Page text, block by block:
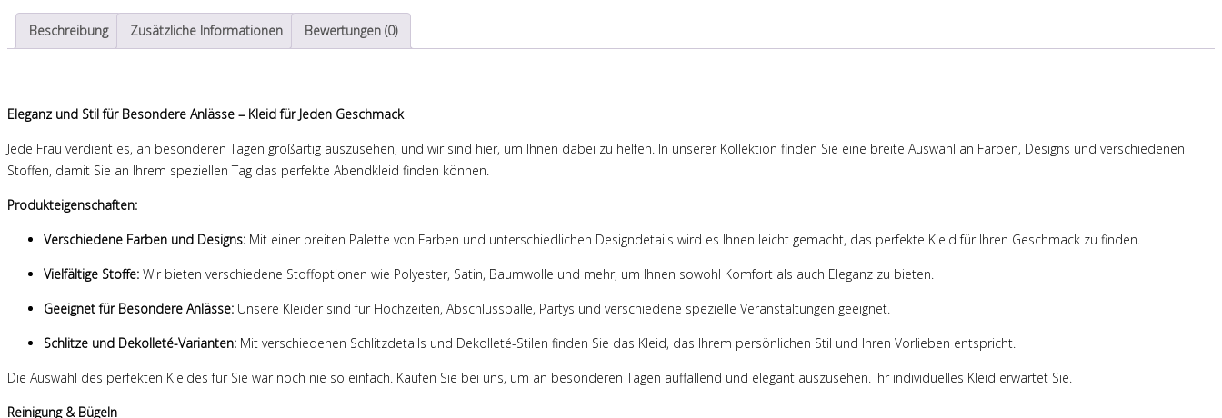
Beschreibung Zusätzliche Informationen Bewertungen (0)
Eleganz und Stil für Besondere Anlässe – Kleid für Jeden Geschmack
Jede Frau verdient es, an besonderen Tagen großartig auszusehen, und wir sind hier, um Ihnen dabei zu helfen. In unserer Kollektion finden Sie eine breite Auswahl an Farben, Designs und verschiedenen
Stoffen, damit Sie an Ihrem speziellen Tag das perfekte Abendkleid finden können.
Produkteigenschaften:
Verschiedene Farben und Designs: Mit einer breiten Palette von Farben und unterschiedlichen Designdetails wird es Ihnen leicht gemacht, das perfekte Kleid für Ihren Geschmack zu finden.
Vielfältige Stoffe: Wir bieten verschiedene Stoffoptionen wie Polyester, Satin, Baumwolle und mehr, um Ihnen sowohl Komfort als auch Eleganz zu bieten.
Geeignet für Besondere Anlässe: Unsere Kleider sind für Hochzeiten, Abschlussbälle, Partys und verschiedene spezielle Veranstaltungen geeignet.
Schlitze und Dekolleté-Varianten: Mit verschiedenen Schlitzdetails und Dekolleté-Stilen finden Sie das Kleid, das Ihrem persönlichen Stil und Ihren Vorlieben entspricht.
Die Auswahl des perfekten Kleides für Sie war noch nie so einfach. Kaufen Sie bei uns, um an besonderen Tagen auffallend und elegant auszusehen. Ihr individuelles Kleid erwartet Sie.
Reinigung & Bügeln